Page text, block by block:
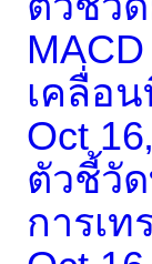
เคลื่อ
Oct
ตัวชี้วั
การเท